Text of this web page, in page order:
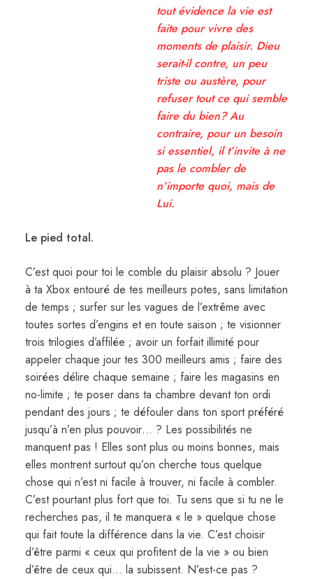
tout évidence la vie est
faite pour vivre des
moments de plaisir. Dieu
serait-il contre, un peu
triste ou austère, pour
refuser tout ce qui semble
faire du bien? Au
contraire, pour un besoin
si essentiel, il t’invite à ne
pas le combler de
n’importe quoi, mais de
Lui.
Le pied total.
C’est quoi pour toi le comble du plaisir absolu ? Jouer
à ta Xbox entouré de tes meilleurs potes, sans limitation
de temps ; surfer sur les vagues de l’extrême avec
toutes sortes d’engins et en toute saison ; te visionner
trois trilogies d’affilée ; avoir un forfait illimité pour
appeler chaque jour tes 300 meilleurs amis ; faire des
soirées délire chaque semaine ; faire les magasins en
no-limite ; te poser dans ta chambre devant ton ordi
pendant des jours ; te défouler dans ton sport préféré
jusqu’à n’en plus pouvoir… ? Les possibilités ne
manquent pas ! Elles sont plus ou moins bonnes, mais
elles montrent surtout qu’on cherche tous quelque
chose qui n’est ni facile à trouver, ni facile à combler.
C’est pourtant plus fort que toi. Tu sens que si tu ne le
recherches pas, il te manquera « le » quelque chose
qui fait toute la différence dans la vie. C’est choisir
d’être parmi « ceux qui profitent de la vie » ou bien
d’être de ceux qui… la subissent. N’est-ce pas ?